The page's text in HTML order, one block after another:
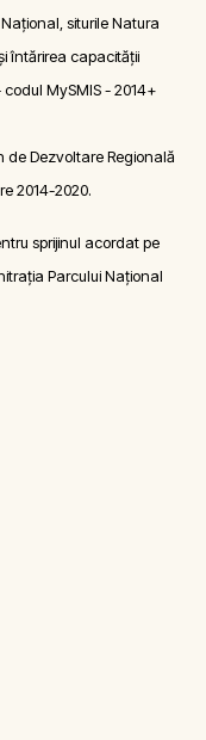
siturile Natura
întărirea capacității
MySMIS - 2014+
de Dezvoltare Regională
2014-2020.
sprijinul acordat pe
Parcului Național